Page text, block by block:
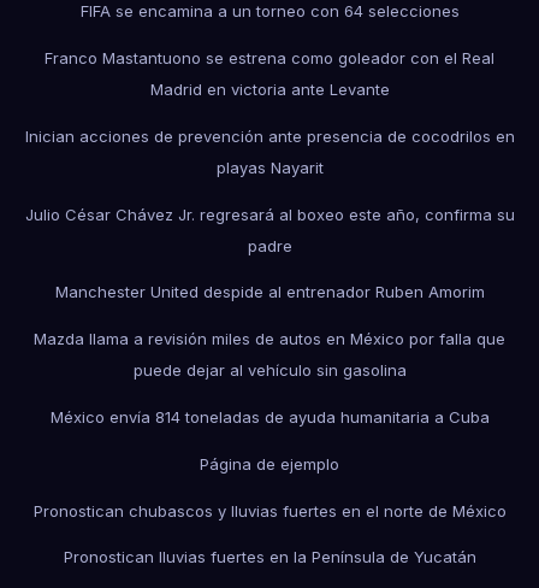
FIFA se encamina a un torneo con 64 selecciones
Franco Mastantuono se estrena como goleador con el Real
Madrid en victoria ante Levante
Inician acciones de prevención ante presencia de cocodrilos en
playas Nayarit
Julio César Chávez Jr. regresará al boxeo este año, confirma su
padre
Manchester United despide al entrenador Ruben Amorim
Mazda llama a revisión miles de autos en México por falla que
puede dejar al vehículo sin gasolina
México envía 814 toneladas de ayuda humanitaria a Cuba
Página de ejemplo
Pronostican chubascos y lluvias fuertes en el norte de México
Pronostican lluvias fuertes en la Península de Yucatán